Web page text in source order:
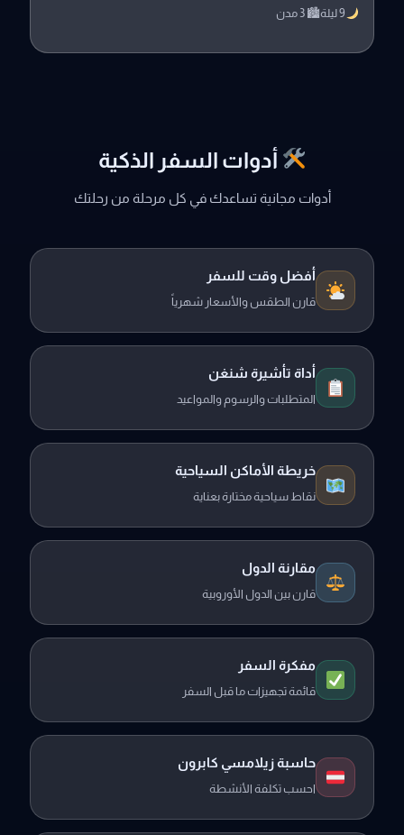
9 ليلة 🏙 3 مدن
أدوات السفر الذكية
أدوات مجانية تساعدك في كل مرحلة من رحلتك
أفضل وقت للسفر
قارن الطقس والأسعار شهرياً
أداة تأشيرة شنغن
المتطلبات والرسوم والمواعيد
خريطة الأماكن السياحية
نقاط سياحية مختارة بعناية
مقارنة الدول
قارن بين الدول الأوروبية
مفكرة السفر
قائمة تجهيزات ما قبل السفر
حاسبة زيلامسي كابرون
احسب تكلفة الأنشطة